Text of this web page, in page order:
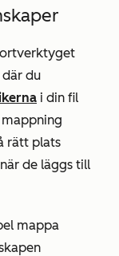
du
i din fil
mappning
rätt plats
de läggs till
mappa